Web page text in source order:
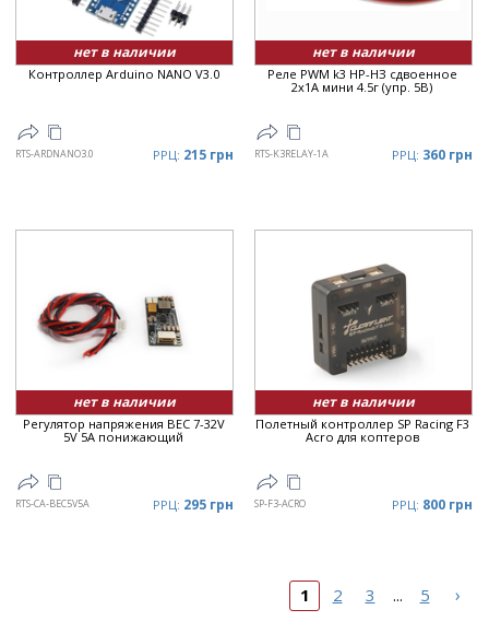
нет в наличии
Контроллер Arduino NANO V3.0
RTS-ARDNANO3.0 РРЦ: 215 грн
нет в наличии
Реле PWM k3 НР-НЗ сдвоенное
2x1А мини 4.5г (упр. 5В)
RTS-K3RELAY-1A РРЦ: 360 грн
нет в наличии
Регулятор напряжения BEC 7-32V
5V 5A понижающий
RTS-CA-BEC5V5A РРЦ: 295 грн
нет в наличии
Полетный контроллер SP Racing F3
Acro для коптеров
SP-F3-ACRO РРЦ: 800 грн
1 2 3 ... 5 ›